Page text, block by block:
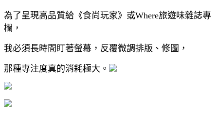
為了呈現高品質給《食尚玩家》或Where旅遊味雜誌專
欄，
我必須長時間盯著螢幕，反覆微調排版、修圖，
那種專注度真的消耗極大。